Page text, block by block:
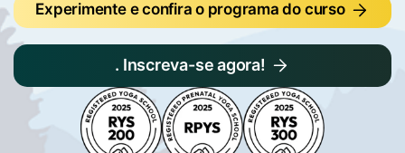
Experimente e confira o programa do curso
. Inscreva-se agora!